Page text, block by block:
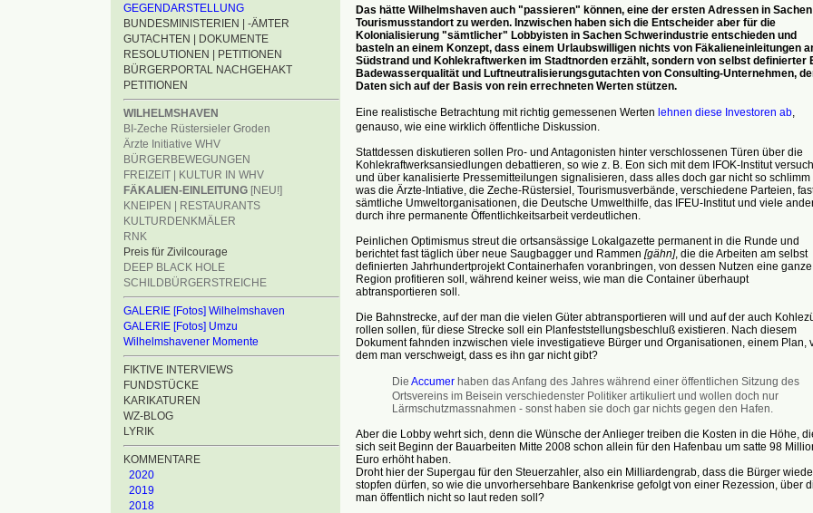
GEGENDARSTELLUNG
BUNDESMINISTERIEN | -ÄMTER
GUTACHTEN | DOKUMENTE
RESOLUTIONEN | PETITIONEN
BÜRGERPORTAL NACHGEHAKT
PETITIONEN
WILHELMSHAVEN
BI-Zeche Rüstersieler Groden
Ärzte Initiative WHV
BÜRGERBEWEGUNGEN
FREIZEIT | KULTUR IN WHV
FÄKALIEN-EINLEITUNG [NEU!]
KNEIPEN | RESTAURANTS
KULTURDENKMÄLER
RNK
Preis für Zivilcourage
DEEP BLACK HOLE
SCHILDBÜRGERSTREICHE
GALERIE [Fotos] Wilhelmshaven
GALERIE [Fotos] Umzu
Wilhelmshavener Momente
FIKTIVE INTERVIEWS
FUNDSTÜCKE
KARIKATUREN
WZ-BLOG
LYRIK
KOMMENTARE
2020
2019
2018
Das hätte Wilhelmshaven auch "passieren" können, eine der ersten Adressen in Sachen
Tourismusstandort zu werden. Inzwischen haben sich die Entscheider aber für die
Kolonialisierung "sämtlicher" Lobbyisten in Sachen Schwerindustrie entschieden und
basteln an einem Konzept, dass einem Urlaubswilligen nichts von Fäkalieneinleitungen
Südstrand und Kohlekraftwerken im Stadtnorden erzählt, sondern von selbst definierter
Badewasserqualität und Luftneutralisierungsgutachten von Consulting-Unternehmen,
Daten sich auf der Basis von rein errechneten Werten stützen.
Eine realistische Betrachtung mit richtig gemessenen Werten lehnen diese Investoren ab,
genauso, wie eine wirklich öffentliche Diskussion.
Stattdessen diskutieren sollen Pro- und Antagonisten hinter verschlossenen Türen über die
Kohlekraftwerksansiedlungen debattieren, so wie z. B. Eon sich mit dem IFOK-Institut
und über kanalisierte Pressemitteilungen signalisieren, dass alles doch gar nicht so schlimm
was die Ärzte-Intiative, die Zeche-Rüstersiel, Tourismusverbände, verschiedene Parteien,
sämtliche Umweltorganisationen, die Deutsche Umwelthilfe, das IFEU-Institut und viele
durch ihre permanente Öffentlichkeitsarbeit verdeutlichen.
Peinlichen Optimismus streut die ortsansässige Lokalgazette permanent in die Runde und
berichtet fast täglich über neue Saugbagger und Rammen [gähn], die die Arbeiten am selbst
definierten Jahrhundertprojekt Containerhafen voranbringen, von dessen Nutzen eine ganze
Region profitieren soll, während keiner weiss, wie man die Container überhaupt
abtransportieren soll.
Die Bahnstrecke, auf der man die vielen Güter abtransportieren will und auf der auch
rollen sollen, für diese Strecke soll ein Planfeststellungsbeschluß existieren. Nach diesem
Dokument fahnden inzwischen viele investigatieve Bürger und Organisationen, einem Plan,
dem man verschweigt, dass es ihn gar nicht gibt?
Die Accumerhaben das Anfang des Jahres während einer öffentlichen Sitzung des
Ortsvereins im Beisein verschiedenster Politiker artikuliert und wollen doch nur
Lärmschutzmassnahmen - sonst haben sie doch gar nichts gegen den Hafen.
Aber die Lobby wehrt sich, denn die Wünsche der Anlieger treiben die Kosten in die Höhe,
sich seit Beginn der Bauarbeiten Mitte 2008 schon allein für den Hafenbau um satte 98
Euro erhöht haben.
Droht hier der Supergau für den Steuerzahler, also ein Milliardengrab, dass die Bürger
stopfen dürfen, so wie die unvorhersehbare Bankenkrise gefolgt von einer Rezession, über
man öffentlich nicht so laut reden soll?